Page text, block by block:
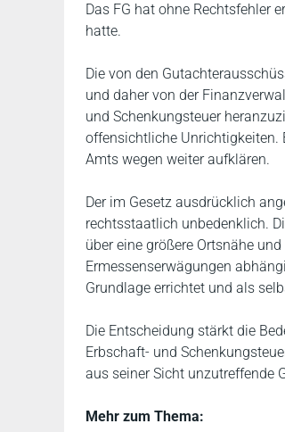
Das FG hat ohne Rechtsfehler
hatte.
Die von den
und daher von der
und Schenkungsteuer
offensichtliche Unrichtigkeiten.
Amts wegen weiter aufklären.
Der im Gesetz ausdrücklich
rechtsstaatlich unbedenklich.
über eine größere Ortsnähe
Ermessenserwägungen
Grundlage errichtet und als
Die Entscheidung stärkt die
Erbschaft- und
aus seiner Sicht unzutreffende
Mehr zum Thema: